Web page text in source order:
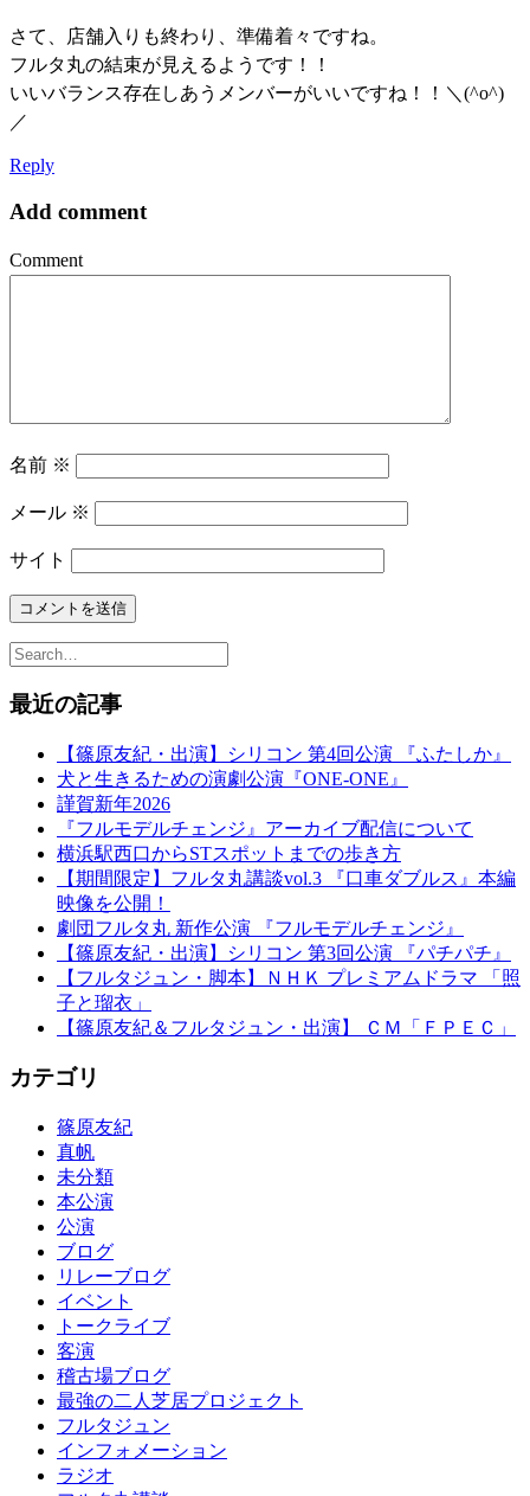
さて、店舗入りも終わり、準備着々ですね。
フルタ丸の結束が見えるようです！！
いいバランス存在しあうメンバーがいいですね！！＼(^o^)
／
Reply
Add comment
Comment
名前 ※
メール ※
サイト
最近の記事
【篠原友紀・出演】シリコン 第4回公演 『ふたしか』
犬と生きるための演劇公演『ONE-ONE』
謹賀新年2026
『フルモデルチェンジ』アーカイブ配信について
横浜駅西口からSTスポットまでの歩き方
【期間限定】フルタ丸講談vol.3 『口車ダブルス』本編
映像を公開！
劇団フルタ丸 新作公演 『フルモデルチェンジ』
【篠原友紀・出演】シリコン 第3回公演 『パチパチ』
【フルタジュン・脚本】ＮＨＫ プレミアムドラマ 「照
子と瑠衣」
【篠原友紀＆フルタジュン・出演】 ＣＭ「ＦＰＥＣ」
カテゴリ
篠原友紀
真帆
未分類
本公演
公演
ブログ
リレーブログ
イベント
トークライブ
客演
稽古場ブログ
最強の二人芝居プロジェクト
フルタジュン
インフォメーション
ラジオ